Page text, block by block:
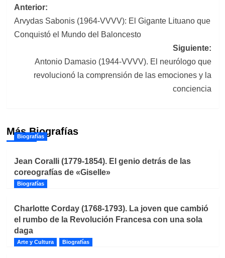
Navegación
de
entradas
Anterior:
Arvydas Sabonis (1964-VVVV): El Gigante Lituano que
Conquistó el Mundo del Baloncesto
Siguiente:
Antonio Damasio (1944-VVVV). El neurólogo que
revolucionó la comprensión de las emociones y la
conciencia
Más Biografías
Biografías
Jean Coralli (1779-1854). El genio detrás de las
coreografías de «Giselle»
Biografías
Charlotte Corday (1768-1793). La joven que cambió
el rumbo de la Revolución Francesa con una sola
daga
Arte y Cultura Biografías